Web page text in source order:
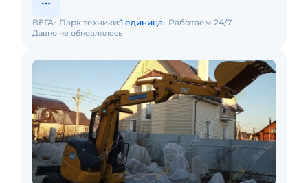
Давно не обновлялось
ВЕГА Парк техники:1 единица Работаем 24/7